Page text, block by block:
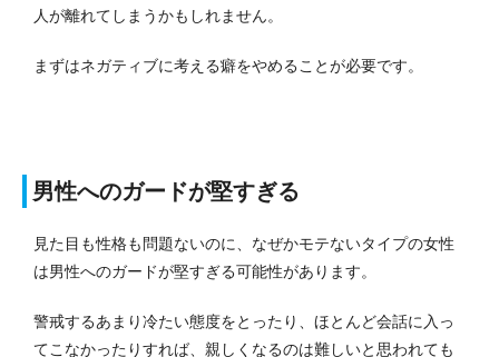
人が離れてしまうかもしれません。
まずはネガティブに考える癖をやめることが必要です。
男性へのガードが堅すぎる
見た目も性格も問題ないのに、なぜかモテないタイプの女性
は男性へのガードが堅すぎる可能性があります。
警戒するあまり冷たい態度をとったり、ほとんど会話に入っ
てこなかったりすれば、親しくなるのは難しいと思われても